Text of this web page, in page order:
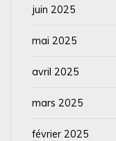
juin 2025
mai 2025
avril 2025
mars 2025
février 2025